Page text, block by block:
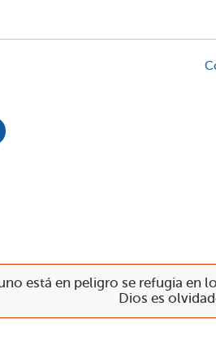
está en peligro se refugia en
Dios es